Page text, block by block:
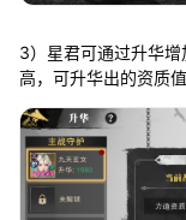
3）星君可通过升华
高，可升华出的资质